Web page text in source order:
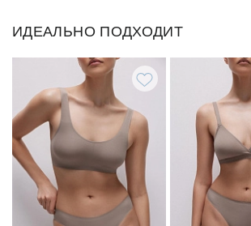
ИДЕАЛЬНО ПОДХОДИТ